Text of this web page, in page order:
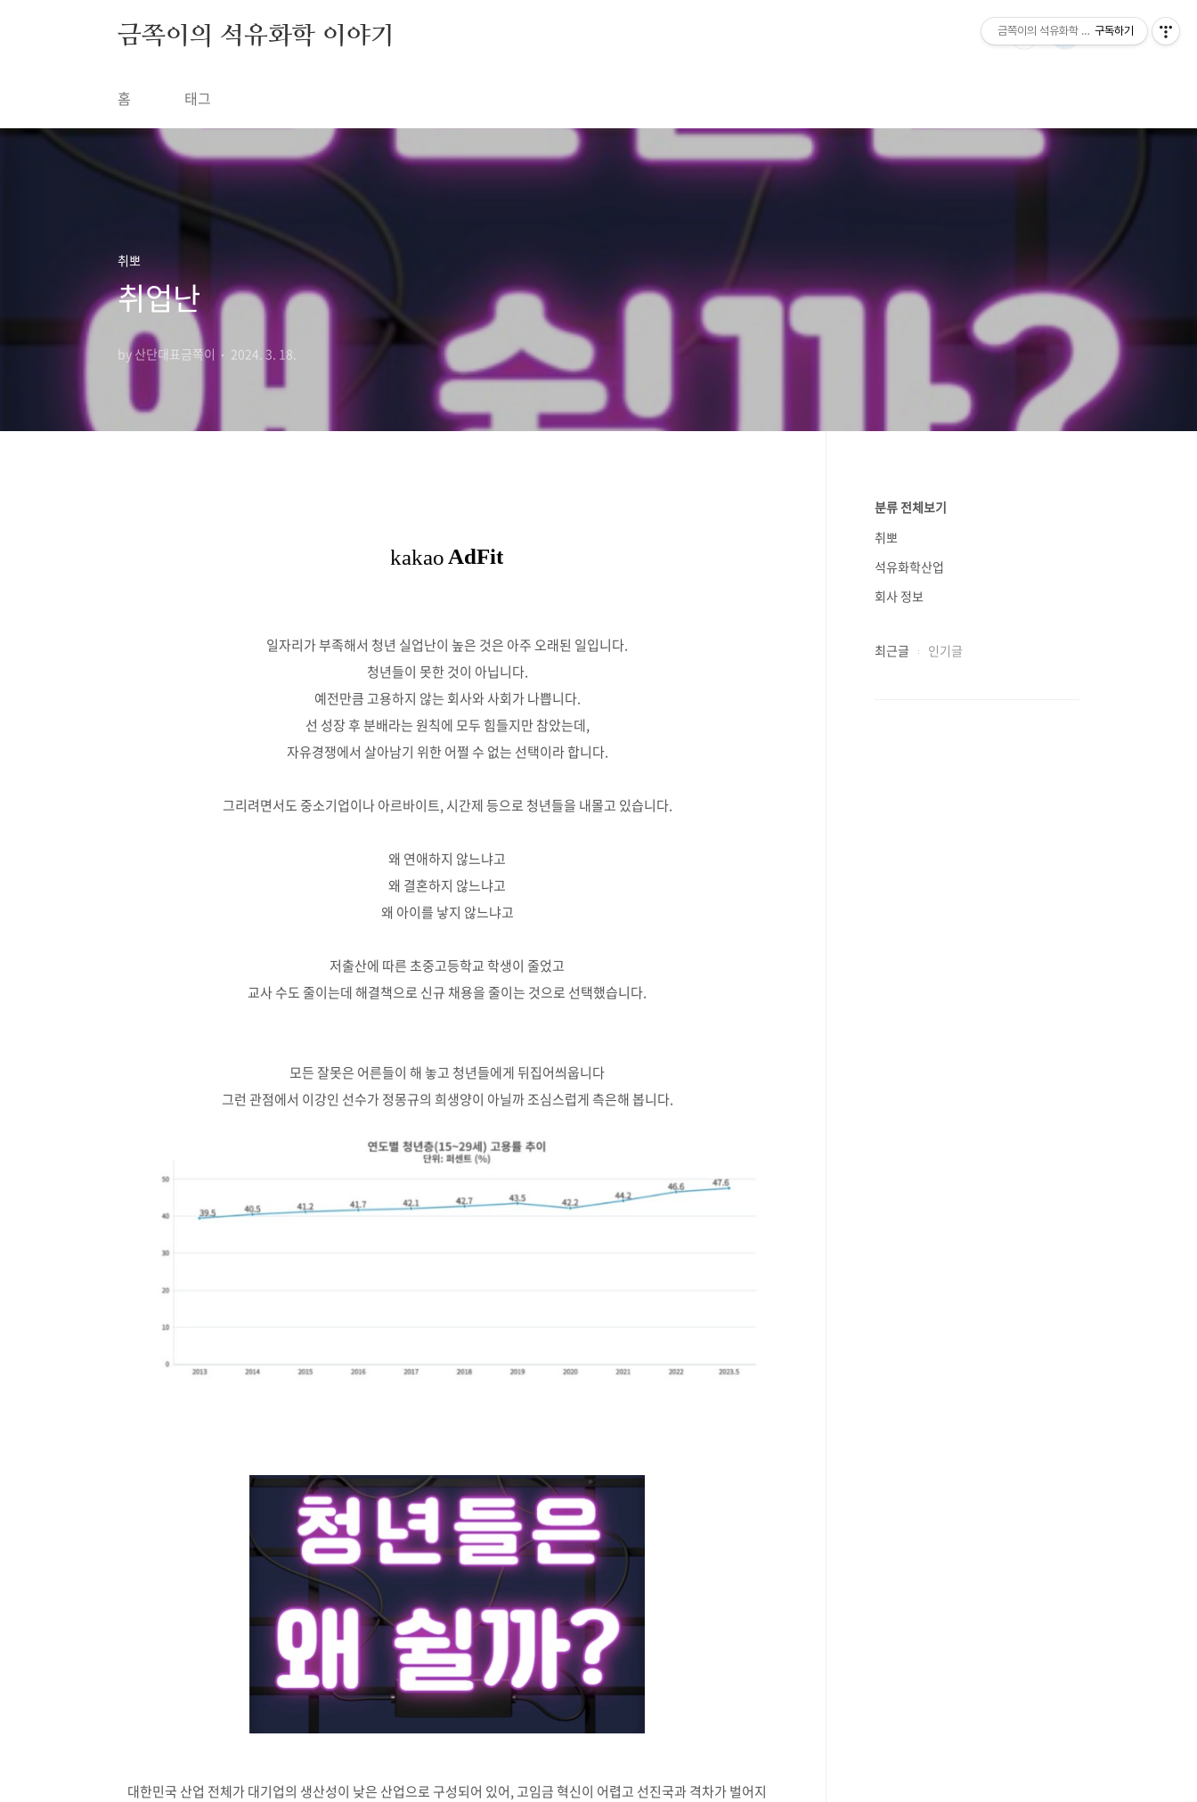
금쪽이의 석유화학 이야기
홈 태그
취뽀
취업난
by 산단대표금쪽이 2024. 3. 18.
일자리가 부족해서 청년 실업난이 높은 것은 아주 오래된 일입니다.
청년들이 못한 것이 아닙니다.
예전만큼 고용하지 않는 회사와 사회가 나쁩니다.
선 성장 후 분배라는 원칙에 모두 힘들지만 참았는데,
자유경쟁에서 살아남기 위한 어쩔 수 없는 선택이라 합니다.
그리려면서도 중소기업이나 아르바이트, 시간제 등으로 청년들을 내몰고 있습니다.
왜 연애하지 않느냐고
왜 결혼하지 않느냐고
왜 아이를 낳지 않느냐고
저출산에 따른 초중고등학교 학생이 줄었고
교사 수도 줄이는데 해결책으로 신규 채용을 줄이는 것으로 선택했습니다.
모든 잘못은 어른들이 해 놓고 청년들에게 뒤집어씌웁니다
그런 관점에서 이강인 선수가 정몽규의 희생양이 아닐까 조심스럽게 측은해 봅니다.
대한민국 산업 전체가 대기업의 생산성이 낮은 산업으로 구성되어 있어, 고임금 혁신이 어렵고 선진국과 격차가 벌어지
분류 전체보기
취뽀
석유화학산업
회사 정보
최근글 인기글
금쪽이의 석유화학 이야기구독하기